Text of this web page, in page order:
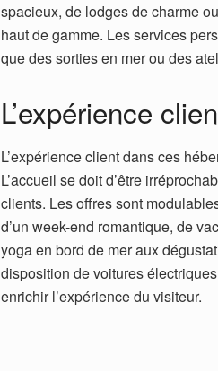
spacieux, de lodges de charme
haut de gamme. Les services
que des sorties en mer ou des
L’expérience
L’expérience client dans ces
L’accueil se doit d’être
clients. Les offres sont
d’un week-end romantique, de
yoga en bord de mer aux
disposition de voitures
enrichir l’expérience du visiteur.